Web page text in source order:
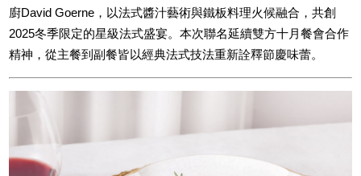
廚David Goerne，以法式醬汁藝術與鐵板料理火候融合，共創
2025冬季限定的星級法式盛宴。本次聯名延續雙方十月餐會合作
精神，從主餐到副餐皆以經典法式技法重新詮釋節慶味蕾。